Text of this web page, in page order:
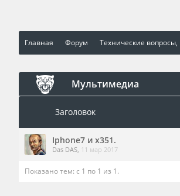
Главная Форум Технические
Мультимедиа
Заголовок
Iphone7 и x351.
Das DAS, 11 мар 2017
Показано тем: с 1 по 1 из 1.